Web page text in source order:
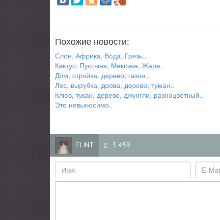
Похожие новости:
Слон, Африка, Вода, Грязь..
Кактус, Пустыня, Мексика, Жара..
Дом, стройка, дерево, газон..
Лес, вырубка, дрова, дерево, туман..
Клюв, тукан, дерево, джунгли, разноцветный..
Это невыносимо..
FLINT 3 459